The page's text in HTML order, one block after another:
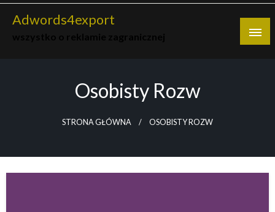
Skip
Adwords4export
Osobisty Rozw
STRONA GŁÓWNA OSOBISTY ROZW